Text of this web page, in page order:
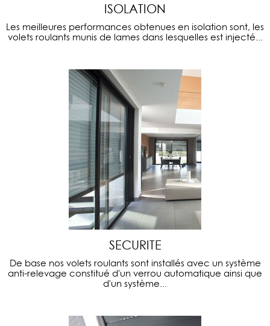
ISOLATION
Les meilleures performances obtenues en isolation sont, les
volets roulants munis de lames dans lesquelles est injecté...
SECURITE
De base nos volets roulants sont installés avec un système
anti-relevage constitué d'un verrou automatique ainsi que
d'un système...